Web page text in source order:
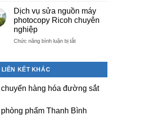
công
ty
sau
sát
văn
phòng
giá
Yên,
Phòng-
sau
Dịch vụ sửa nguồn máy
photocopy Ricoh chuyên
nghiệp
Chức năng bình luận bị tắtở
photocopy
chuyên
nghiệp
LIÊN KẾT KHÁC
hàng hóa đường sắt
phẩm Thanh Bình